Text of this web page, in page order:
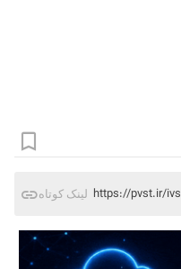
لینک کوتاه https://pvst.ir/ivs